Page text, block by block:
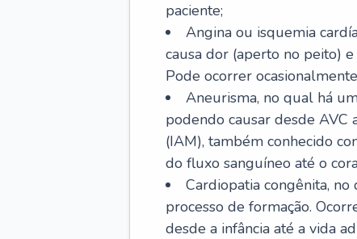
paciente;
Angina ou isquemia
causa dor (aperto no peito)
Pode ocorrer
Aneurisma, no qual há
podendo causar desde
(IAM), também conhecido
do fluxo sanguíneo até o
Cardiopatia congênita,
processo de formação.
desde a infância até a vida